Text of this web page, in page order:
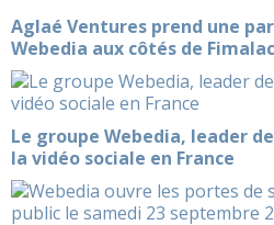
Aglaé Ventures prend une
Webedia aux côtés de Fimalac
Le groupe Webedia, leader
la vidéo sociale en France